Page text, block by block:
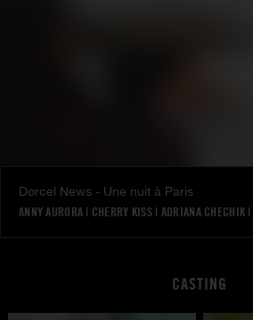
Dorcel News - Une nuit à Paris
ANNY AURORA | CHERRY KISS | ADRIANA CHECHIK |
CASTING